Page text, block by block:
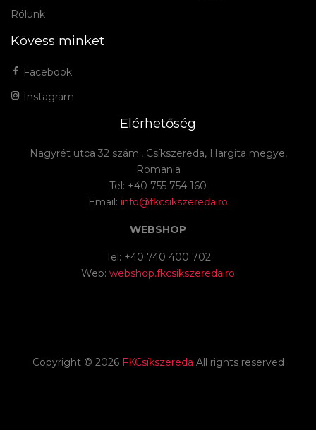
Rólunk
Kövess minket
Facebook
Instagram
Elérhetőség
Nagyrét utca 32 szám., Csíkszereda, Hargita megye,
Romania
Tel: +40 755 754 160
Email: info@fkcsikszereda.ro
WEBSHOP
Tel: +40 740 400 702
Web: webshop.fkcsikszereda.ro
Copyright © 2026 FKCsíkszereda All rights reserved